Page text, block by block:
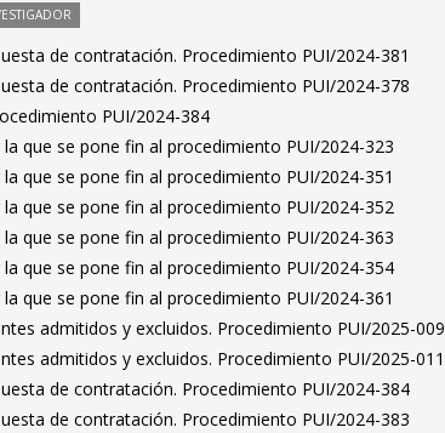
de contratación. Procedimiento PUI/2024-381
de contratación. Procedimiento PUI/2024-378
PUI/2024-384
que se pone fin al procedimiento PUI/2024-323
que se pone fin al procedimiento PUI/2024-351
que se pone fin al procedimiento PUI/2024-352
que se pone fin al procedimiento PUI/2024-363
que se pone fin al procedimiento PUI/2024-354
que se pone fin al procedimiento PUI/2024-361
admitidos y excluidos. Procedimiento PUI/2025-009
admitidos y excluidos. Procedimiento PUI/2025-011
de contratación. Procedimiento PUI/2024-384
de contratación. Procedimiento PUI/2024-383